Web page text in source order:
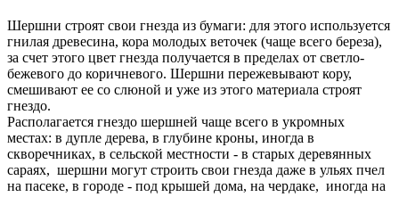
Шершни строят свои гнезда из бумаги: для этого используется
гнилая древесина, кора молодых веточек (чаще всего береза),
за счет этого цвет гнезда получается в пределах от светло-
бежевого до коричневого. Шершни пережевывают кору,
смешивают ее со слюной и уже из этого материала строят
гнездо.
Располагается гнездо шершней чаще всего в укромных
местах: в дупле дерева, в глубине кроны, иногда в
скворечниках, в сельской местности - в старых деревянных
сараях, шершни могут строить свои гнезда даже в ульях пчел
на пасеке, в городе - под крышей дома, на чердаке, иногда на